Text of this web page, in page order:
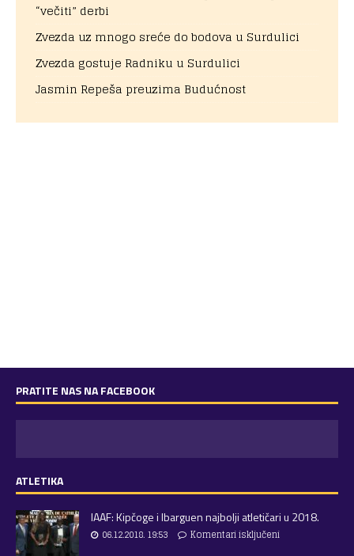
“večiti” derbi
Zvezda uz mnogo sreće do bodova u Surdulici
Zvezda gostuje Radniku u Surdulici
Jasmin Repeša preuzima Budućnost
PRATITE NAS NA FACEBOOK
ATLETIKA
IAAF: Kipčoge i Ibarguen najbolji atletičari u 2018.
06.12.2018. 19:53 Komentari isključeni